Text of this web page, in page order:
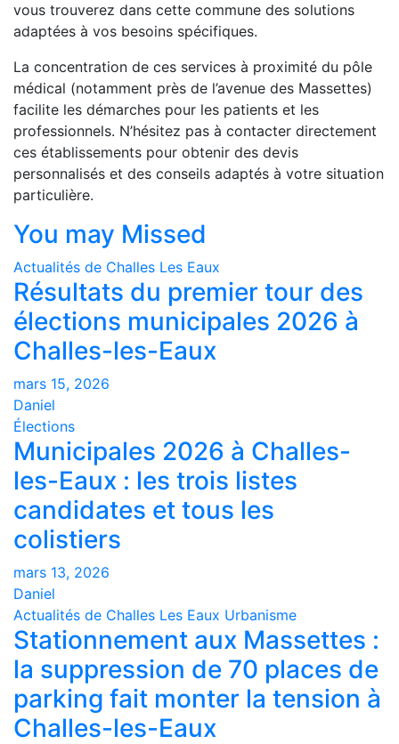
vous trouverez dans cette commune des solutions
adaptées à vos besoins spécifiques.
La concentration de ces services à proximité du pôle
médical (notamment près de l’avenue des Massettes)
facilite les démarches pour les patients et les
professionnels. N’hésitez pas à contacter directement
ces établissements pour obtenir des devis
personnalisés et des conseils adaptés à votre situation
particulière.
You may Missed
Actualités de Challes Les Eaux
Résultats du premier tour des
élections municipales 2026 à
Challes-les-Eaux
mars 15, 2026
Daniel
Élections
Municipales 2026 à Challes-
les-Eaux : les trois listes
candidates et tous les
colistiers
mars 13, 2026
Daniel
Actualités de Challes Les Eaux Urbanisme
Stationnement aux Massettes :
la suppression de 70 places de
parking fait monter la tension à
Challes-les-Eaux